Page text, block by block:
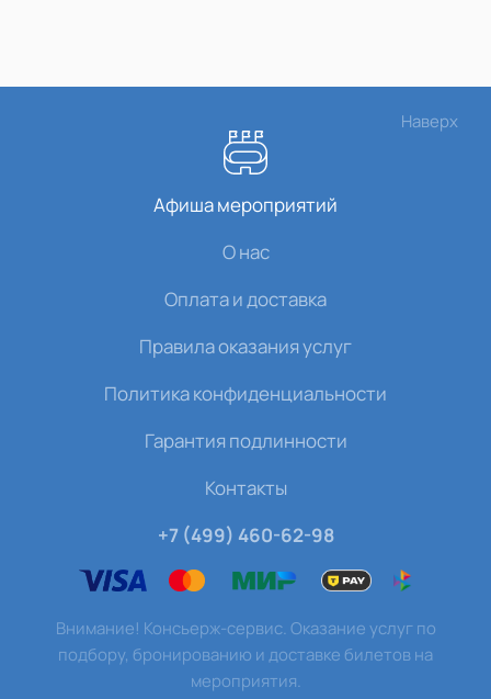
Наверх
Афиша мероприятий
О нас
Оплата и доставка
Правила оказания услуг
Политика конфиденциальности
Гарантия подлинности
Контакты
+7 (499) 460-62-98
Внимание! Консьерж-сервис. Оказание услуг по
подбору, бронированию и доставке билетов на
мероприятия.